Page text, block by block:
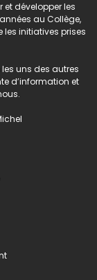
développer les
au Collège,
les initiatives prises
uns des autres
d’information et